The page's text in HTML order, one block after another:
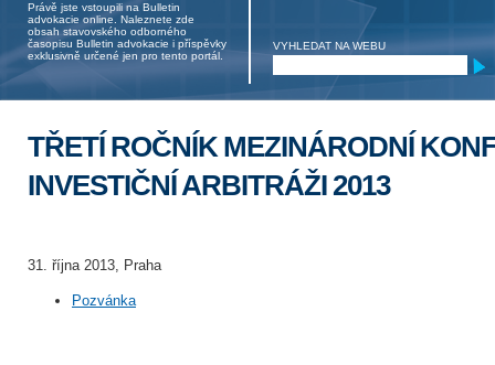
Právě jste vstoupili na Bulletin
advokacie online. Naleznete zde
obsah stavovského odborného
časopisu Bulletin advokacie i příspěvky
exklusivně určené jen pro tento portál.
VYHLEDAT NA WEBU
TŘETÍ ROČNÍK MEZINÁRODNÍ
INVESTIČNÍ ARBITRÁŽI 2013
31. října 2013, Praha
Pozvánka